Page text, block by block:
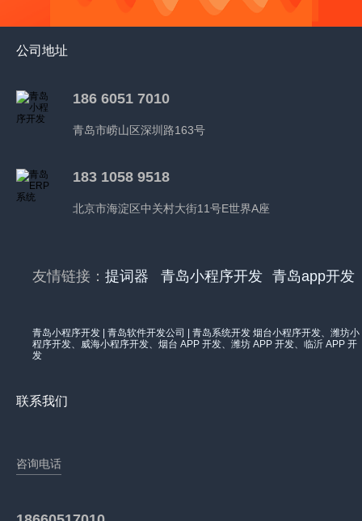
公司地址
186 6051 7010
青岛市崂山区深圳路163号
183 1058 9518
北京市海淀区中关村大街11号E世界A座
友情链接： 提词器 青岛小程序开发 青岛app开发
青岛小程序开发 | 青岛软件开发公司 | 青岛系统开发 烟台小程序开发、潍坊小
程序开发、威海小程序开发、烟台 APP 开发、潍坊 APP 开发、临沂 APP 开
发
联系我们
咨询电话